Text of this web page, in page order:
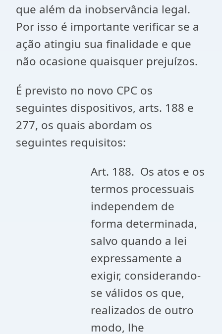
que além da inobservância legal.
Por isso é importante verificar se a
ação atingiu sua finalidade e que
não ocasione quaisquer prejuízos.
É previsto no novo CPC os
seguintes dispositivos, arts. 188 e
277, os quais abordam os
seguintes requisitos:
Art. 188. Os atos e os
termos processuais
independem de
forma determinada,
salvo quando a lei
expressamente a
exigir, considerando-
se válidos os que,
realizados de outro
modo, lhe